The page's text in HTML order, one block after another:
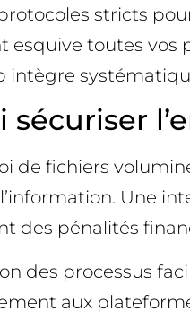
stricts
esquive toutes vos
intègre
sécuriser
de fichiers
Une
des pénalités
des processus
aux